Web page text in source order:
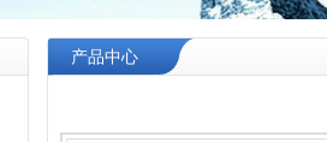
产品中心